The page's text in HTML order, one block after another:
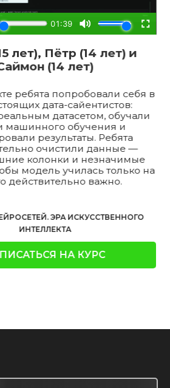
лет), Пётр (14 лет) и
(14 лет)
ребята попробовали себя в
дата-сайентистов:
датасетом, обучали
машинного обучения и
результаты. Ребята
очистили данные —
колонки и незначимые
модель училась только на
действительно важно.
ЭРА ИСКУСCТВЕННОГО
ИНТЕЛЛЕКТА
НА КУРС